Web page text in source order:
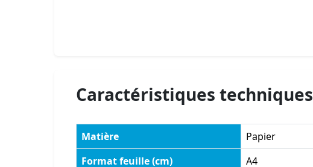
Caractéristiques techniques
Matière Papier
Format feuille (cm)
A4